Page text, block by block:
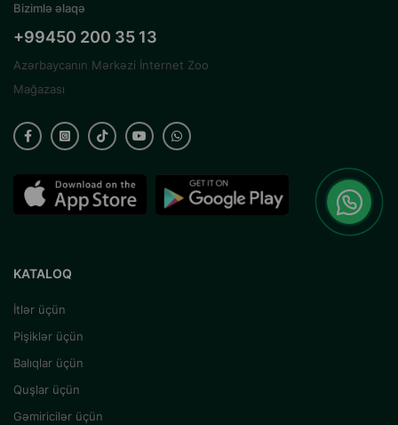
Bizimlə əlaqə
+99450 200 35 13
Azərbaycanın Mərkəzi İnternet Zoo
Mağazası
KATALOQ
İtlər üçün
Pişiklər üçün
Balıqlar üçün
Quşlar üçün
Gəmiricilər üçün